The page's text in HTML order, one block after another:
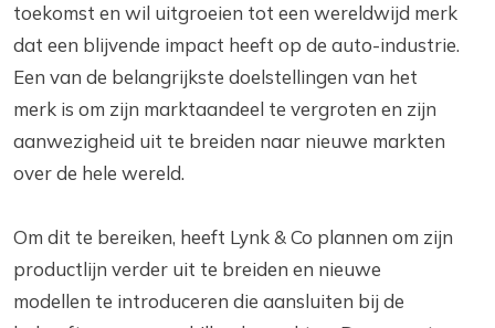
toekomst en wil uitgroeien tot een wereldwijd merk
dat een blijvende impact heeft op de auto-industrie.
Een van de belangrijkste doelstellingen van het
merk is om zijn marktaandeel te vergroten en zijn
aanwezigheid uit te breiden naar nieuwe markten
over de hele wereld.
Om dit te bereiken, heeft Lynk & Co plannen om zijn
productlijn verder uit te breiden en nieuwe
modellen te introduceren die aansluiten bij de